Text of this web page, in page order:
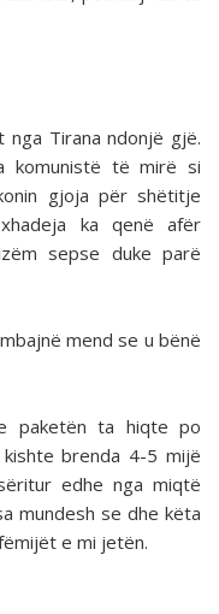
nga Tirana ndonjë gjë.
komunistë të mirë si
gjoja për shëtitje
ka qenë afër
sepse duke parë
mend se u bënë
paketën ta hiqte po
brenda 4-5 mijë
edhe nga miqtë
mundesh se dhe këta
e mi jetën.